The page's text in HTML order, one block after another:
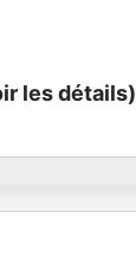
les détails)